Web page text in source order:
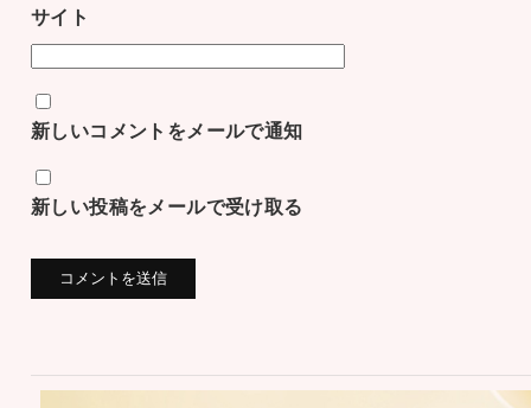
サイト
新しいコメントをメールで通知
新しい投稿をメールで受け取る